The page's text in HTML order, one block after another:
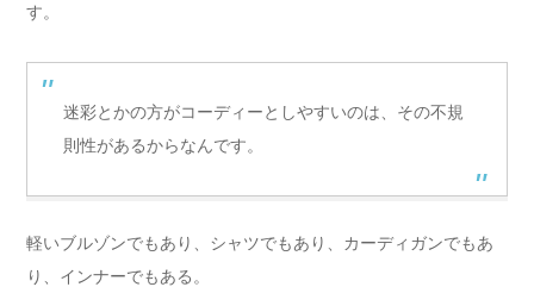
す。
迷彩とかの方がコーディーとしやすいのは、その不規
則性があるからなんです。
軽いブルゾンでもあり、シャツでもあり、カーディガンでもあ
り、インナーでもある。